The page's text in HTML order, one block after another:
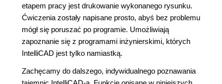
etapem pracy jest drukowanie wykonanego rysunku.
Ćwiczenia zostały napisane prosto, abyś bez problemu
mógł się poruszać po programie. Umożliwiają
zapoznanie się z programami inżynierskimi, których
IntelliCAD jest tylko namiastką.
Zachęcamy do dalszego, indywidualnego poznawania